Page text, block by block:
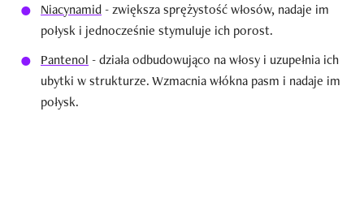
Niacynamid - zwiększa sprężystość włosów, nadaje im
połysk i jednocześnie stymuluje ich porost.
Pantenol - działa odbudowująco na włosy i uzupełnia ich
ubytki w strukturze. Wzmacnia włókna pasm i nadaje im
połysk.